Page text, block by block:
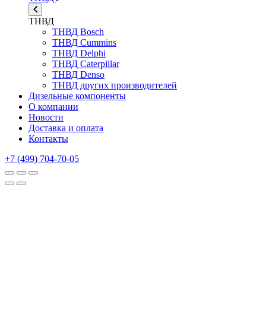
ТНВД
ТНВД Bosch
ТНВД Cummins
ТНВД Delphi
ТНВД Caterpillar
ТНВД Denso
ТНВД других производителей
Дизельные компоненты
О компании
Новости
Доставка и оплата
Контакты
+7 (499) 704-70-05